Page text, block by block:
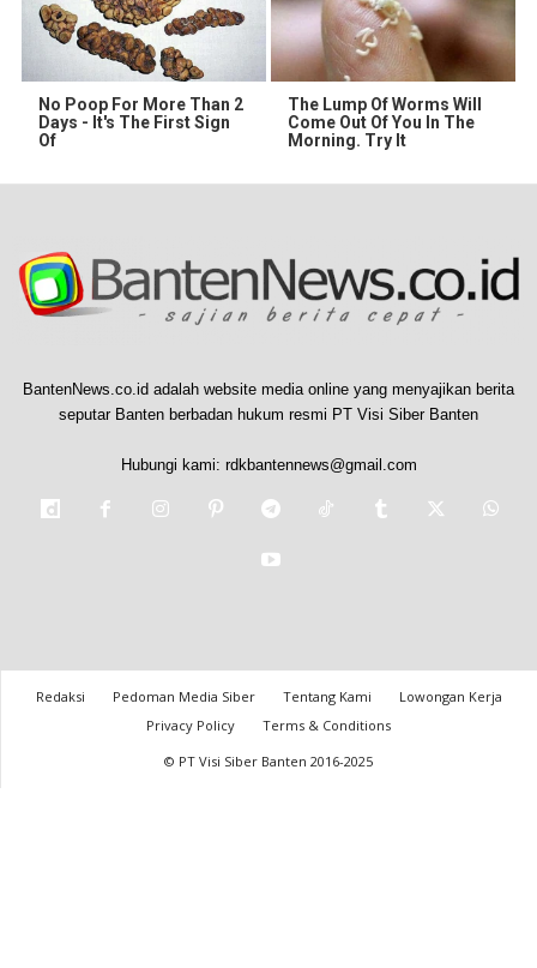
No Poop For More Than 2
Days - It's The First Sign
Of
The Lump Of Worms Will
Come Out Of You In The
Morning. Try It
BantenNews.co.id adalah website media online yang menyajikan berita
seputar Banten berbadan hukum resmi PT Visi Siber Banten
Hubungi kami: rdkbantennews@gmail.com
Redaksi Pedoman Media Siber Tentang Kami
Lowongan Kerja
Privacy Policy
Terms & Conditions
© PT Visi Siber Banten 2016-2025